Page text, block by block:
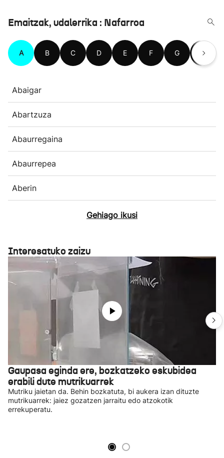
Emaitzak, udalerrika : Nafarroa
A B C D E F G H
Abaigar
Abartzuza
Abaurregaina
Abaurrepea
Aberin
Gehiago ikusi
Interesatuko zaizu
Gaupasa eginda ere, bozkatzeko eskubidea
erabili dute mutrikuarrek
Mutriku jaietan da. Behin bozkatuta, bi aukera izan dituzte
mutrikuarrek: jaiez gozatzen jarraitu edo atzokotik
errekuperatu.